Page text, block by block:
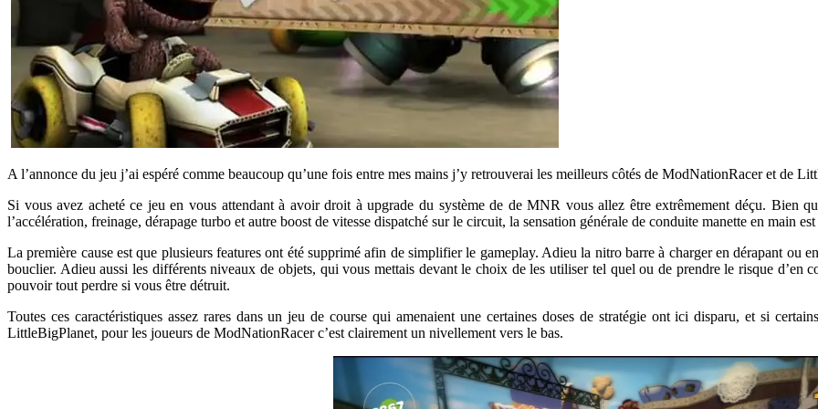
A l’annonce du jeu j’ai espéré comme beaucoup qu’une fois entre mes mains j’y retrouverai les meilleurs côtés de ModNationRacer et de
Si vous avez acheté ce jeu en vous attendant à avoir droit à upgrade du système de de MNR vous allez être extrêmement déçu. Bien
l’accélération, freinage, dérapage turbo et autre boost de vitesse dispatché sur le circuit, la sensation générale de conduite manette en main
La première cause est que plusieurs features ont été supprimé afin de simplifier le gameplay. Adieu la nitro barre à charger en dérapant ou
bouclier. Adieu aussi les différents niveaux de objets, qui vous mettais devant le choix de les utiliser tel quel ou de prendre le risque d’en
pouvoir tout perdre si vous être détruit.
Toutes ces caractéristiques assez rares dans un jeu de course qui amenaient une certaines doses de stratégie ont ici disparu, et si
LittleBigPlanet, pour les joueurs de ModNationRacer c’est clairement un nivellement vers le bas.